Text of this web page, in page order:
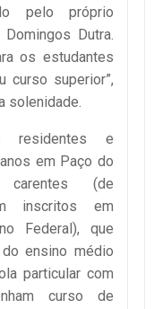
pelo próprio
Dutra.
os estudantes
curso superior”,
solenidade.
residentes e
em Paço do
carentes (de
inscritos em
Federal), que
ensino médio
particular com
curso de